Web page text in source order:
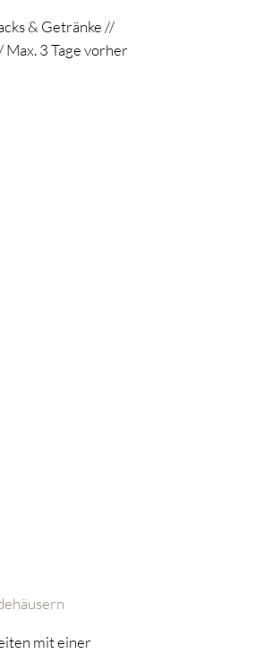
& Getränke //
3 Tage vorher
mit einer